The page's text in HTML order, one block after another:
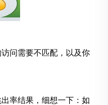
问需要不匹配，以及你
率结果，细想一下：如